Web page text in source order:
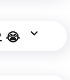
규회원 모집 안
😭